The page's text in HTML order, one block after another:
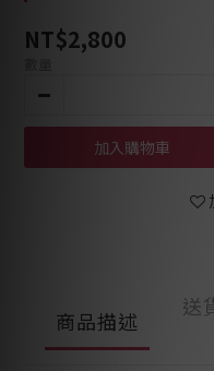
NT$2,800
加入購物車
商品描述
送